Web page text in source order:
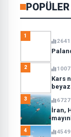
POPÜLER
1
2641
2
Kars
3 6727
İran,
4 4549